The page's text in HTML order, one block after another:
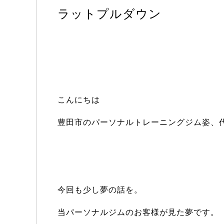
ラットプルダウン
こんにちは
豊田市のパーソナルトレーニングジム姿、
今回も少し夢の話を。
当パーソナルジムのお客様が見た夢です。